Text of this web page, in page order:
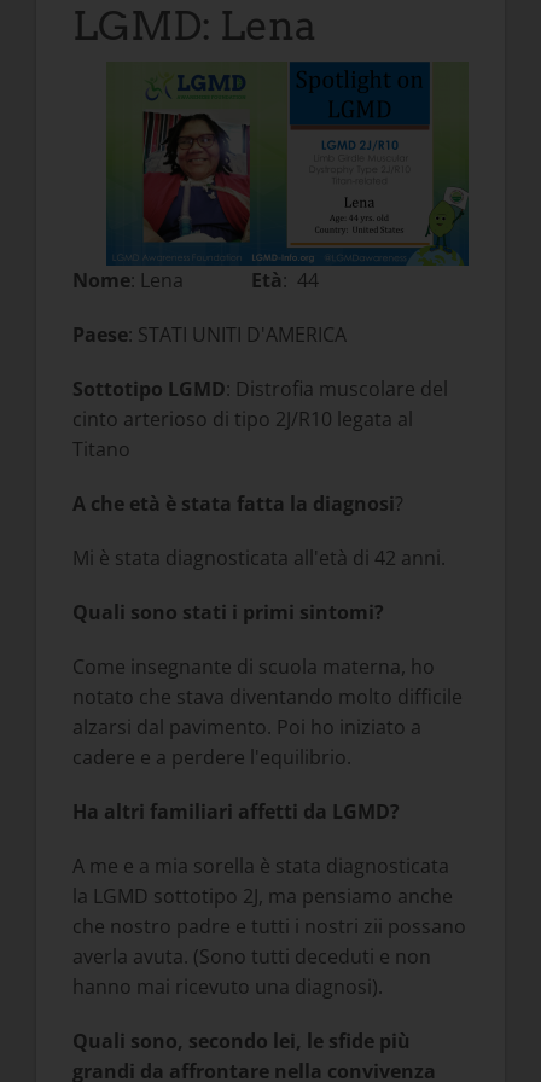
LGMD: Lena
Nome: Lena Età: 44
Paese: STATI UNITI D'AMERICA
Sottotipo LGMD: Distrofia muscolare del
cinto arterioso di tipo 2J/R10 legata al
Titano
A che età è stata fatta la diagnosi?
Mi è stata diagnosticata all'età di 42 anni.
Quali sono stati i primi sintomi?
Come insegnante di scuola materna, ho
notato che stava diventando molto difficile
alzarsi dal pavimento. Poi ho iniziato a
cadere e a perdere l'equilibrio.
Ha altri familiari affetti da LGMD?
A me e a mia sorella è stata diagnosticata
la LGMD sottotipo 2J, ma pensiamo anche
che nostro padre e tutti i nostri zii possano
averla avuta. (Sono tutti deceduti e non
hanno mai ricevuto una diagnosi).
Quali sono, secondo lei, le sfide più
grandi da affrontare nella convivenza